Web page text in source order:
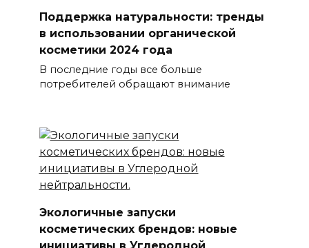
Поддержка натуральности: тренды
в использовании органической
косметики 2024 года
В последние годы все больше
потребителей обращают внимание
Экологичные запуски
косметических брендов: новые
инициативы в Углеродной